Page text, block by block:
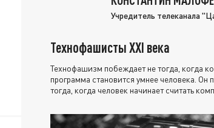
Учредитель телеканала
Технофашисты XXI века
Технофашизм побеждает не тогда, когда
программа становится умнее человека. Он
тогда, когда человек начинает считать